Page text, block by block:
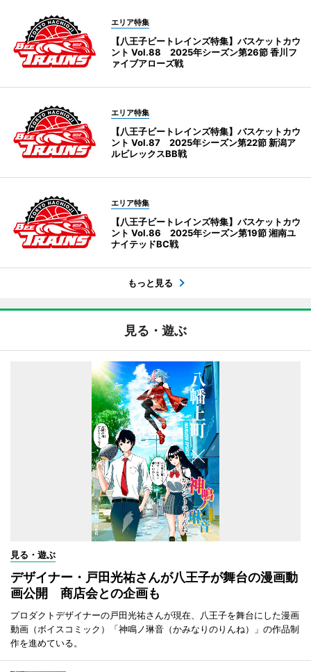
エリア特集
【八王子ビートレインズ特集】バスケットカウ
ント Vol.88 2025年シーズン第26節 香川フ
ァイブアローズ戦
エリア特集
【八王子ビートレインズ特集】バスケットカウ
ント Vol.87 2025年シーズン第22節 新潟ア
ルビレックスBB戦
エリア特集
【八王子ビートレインズ特集】バスケットカウ
ント Vol.86 2025年シーズン第19節 湘南ユ
ナイテッドBC戦
もっと見る
見る・遊ぶ
見る・遊ぶ
デザイナー・戸田光祐さんが八王子が舞台の漫画動
画公開 商店会との企画も
プロダクトデザイナーの戸田光祐さんが現在、八王子を舞台にした漫画
動画（ボイスコミック）「神鳴ノ琳音（かみなりのりんね）」の作品制
作を進めている。